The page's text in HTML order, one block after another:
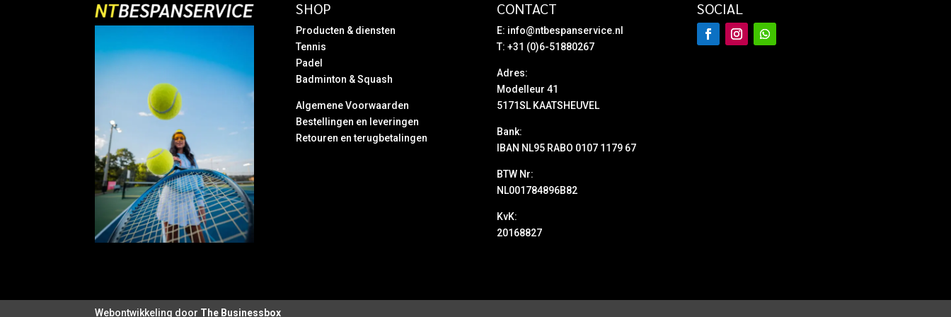
SHOP
Producten & diensten
Tennis
Padel
Badminton & Squash
Algemene Voorwaarden
Bestellingen en leveringen
Retouren en terugbetalingen
CONTACT
E: info@ntbespanservice.nl
T: +31 (0)6-51880267
Adres:
Modelleur 41
5171SL KAATSHEUVEL
Bank:
IBAN NL95 RABO 0107 1179 67
BTW Nr:
NL001784896B82
KvK:
20168827
SOCIAL
Webontwikkeling door The Businessbox